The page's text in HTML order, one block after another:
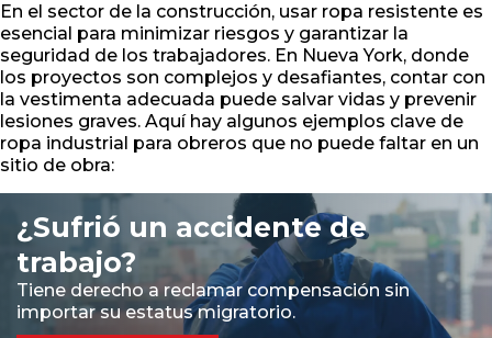
En el sector de la construcción, usar ropa resistente es
esencial para minimizar riesgos y garantizar la
seguridad de los trabajadores. En Nueva York, donde
los proyectos son complejos y desafiantes, contar con
la vestimenta adecuada puede salvar vidas y prevenir
lesiones graves. Aquí hay algunos ejemplos clave de
ropa industrial para obreros que no puede faltar en un
sitio de obra:
¿Sufrió un accidente de
trabajo?
Tiene derecho a reclamar compensación sin
importar su estatus migratorio.